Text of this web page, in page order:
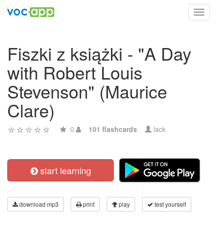
Fiszki z książki - "A Day
with Robert Louis
Stevenson" (Maurice
Clare)
0 101 flashcards lack
start learning
download mp3 print play test yourself